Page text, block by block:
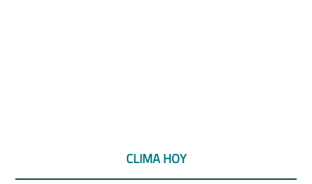
CLIMA HOY